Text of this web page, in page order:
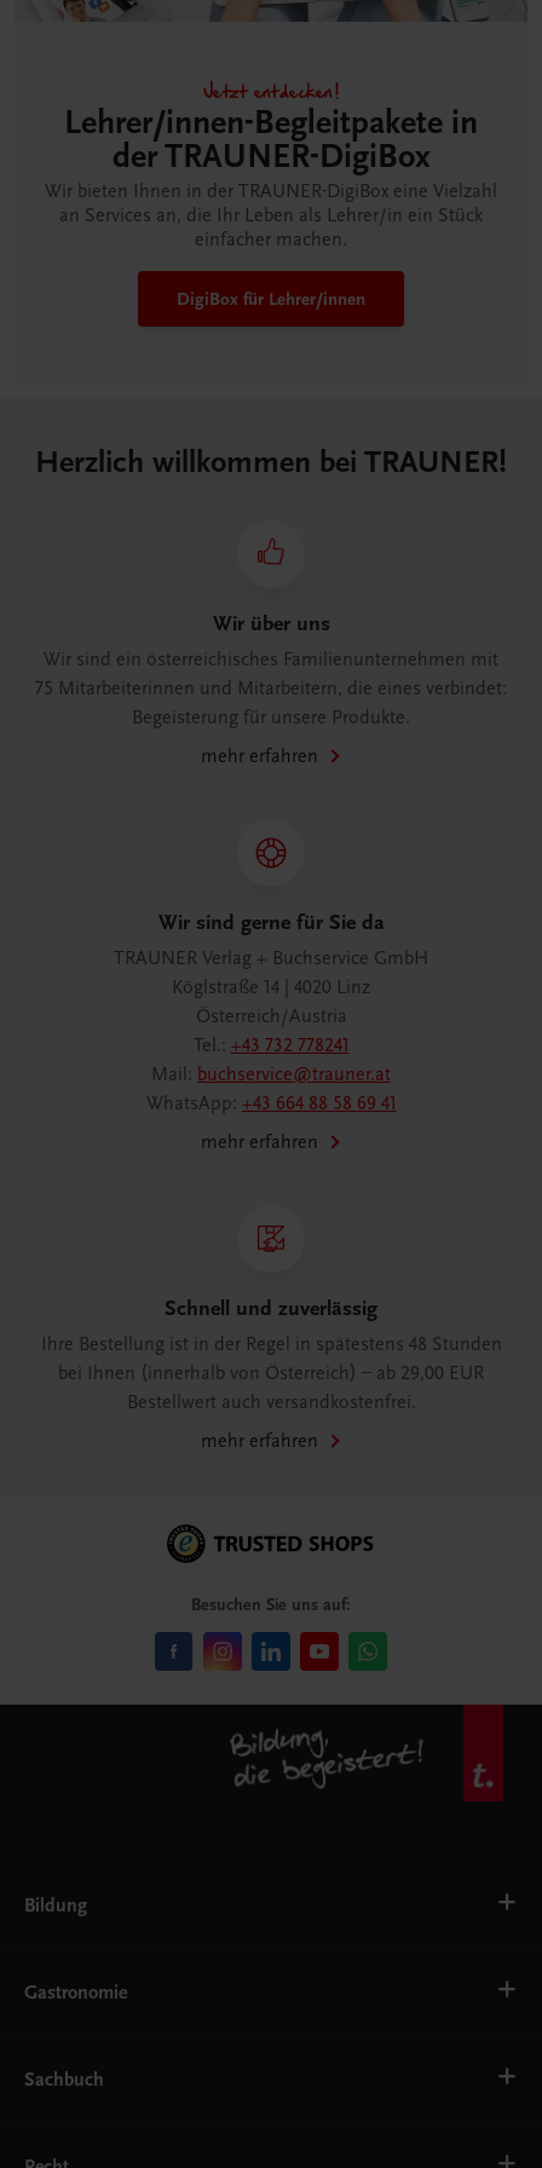
Jetzt entdecken!
Lehrer/innen-Begleitpakete in
der TRAUNER-DigiBox
Wir bieten Ihnen in der TRAUNER-DigiBox eine Vielzahl
an Services an, die Ihr Leben als Lehrer/in ein Stück
einfacher machen.
DigiBox für Lehrer/innen
Herzlich willkommen bei TRAUNER!
Wir über uns
Wir sind ein österreichisches Familienunternehmen mit
75 Mitarbeiterinnen und Mitarbeitern, die eines verbindet:
Begeisterung für unsere Produkte.
mehr erfahren
Wir sind gerne für Sie da
TRAUNER Verlag + Buchservice GmbH
Köglstraße 14 | 4020 Linz
Österreich/Austria
Tel.: +43 732 778241
Mail: buchservice@trauner.at
WhatsApp: +43 664 88 58 69 41
mehr erfahren
Schnell und zuverlässig
Ihre Bestellung ist in der Regel in spätestens 48 Stunden
bei Ihnen (innerhalb von Österreich) – ab 29,00 EUR
Bestellwert auch versandkostenfrei.
mehr erfahren
Besuchen Sie uns auf:
Bildung
AHS
EWF/ZWF
FW
Gastronomie
Getränke
Service
Sachbuch